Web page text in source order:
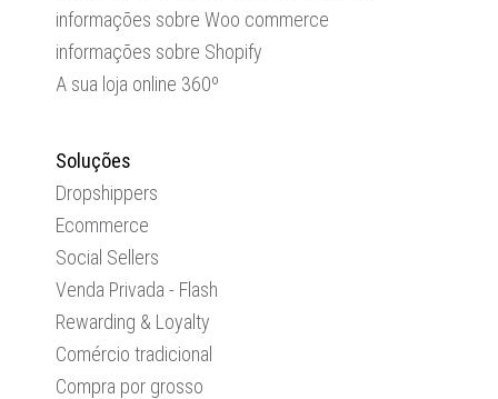
informações sobre Woo commerce
informações sobre Shopify
A sua loja online 360º
Soluções
Dropshippers
Ecommerce
Social Sellers
Venda Privada - Flash
Rewarding & Loyalty
Comércio tradicional
Compra por grosso